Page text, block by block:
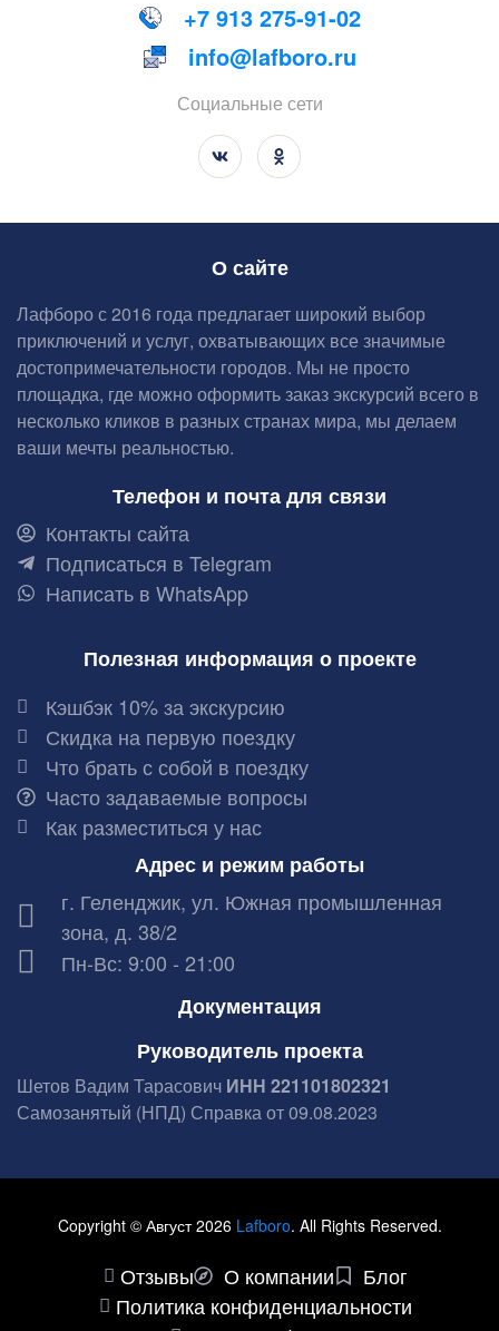
+7 913 275-91-02
info@lafboro.ru
Социальные сети
О сайте
Лафборо с 2016 года предлагает широкий выбор
приключений и услуг, охватывающих все значимые
достопримечательности городов. Мы не просто
площадка, где можно оформить заказ экскурсий всего в
несколько кликов в разных странах мира, мы делаем
ваши мечты реальностью.
Телефон и почта для связи
Контакты сайта
Подписаться в Telegram
Написать в WhatsApp
Полезная информация о проекте
Кэшбэк 10% за экскурсию
Скидка на первую поездку
Что брать с собой в поездку
Часто задаваемые вопросы
Как разместиться у нас
Адрес и режим работы
г. Геленджик, ул. Южная промышленная
зона, д. 38/2
Пн-Вс: 9:00 - 21:00
Документация
Руководитель проекта
Шетов Вадим Тарасович ИНН 221101802321
Самозанятый (НПД) Справка от 09.08.2023
Copyright © Август 2026 Lafboro. All Rights Reserved.
Отзывы О компании
Блог
Политика конфиденциальности